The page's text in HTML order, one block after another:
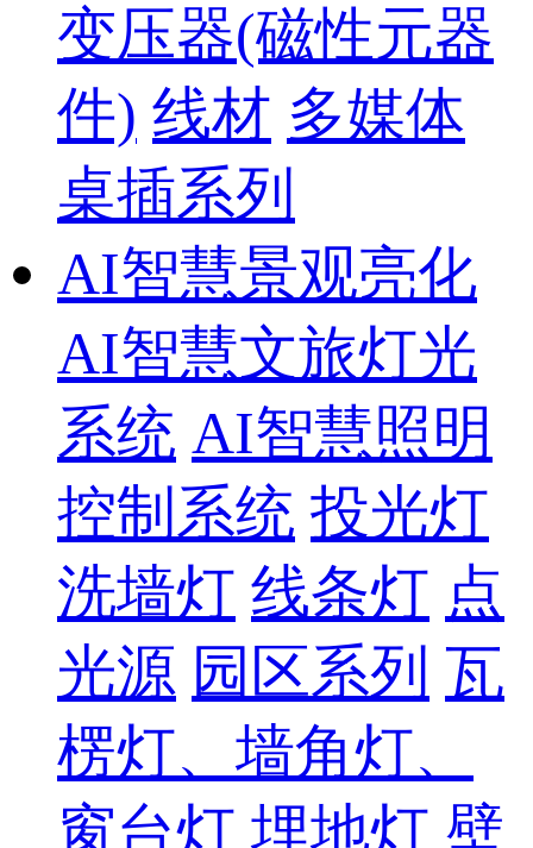
变压器(磁性元器
件) 线材 多媒体
桌插系列
AI智慧景观亮化
AI智慧文旅灯光
系统 AI智慧照明
控制系统 投光灯
洗墙灯 线条灯 点
光源 园区系列 瓦
楞灯、墙角灯、
窗台灯 埋地灯 壁